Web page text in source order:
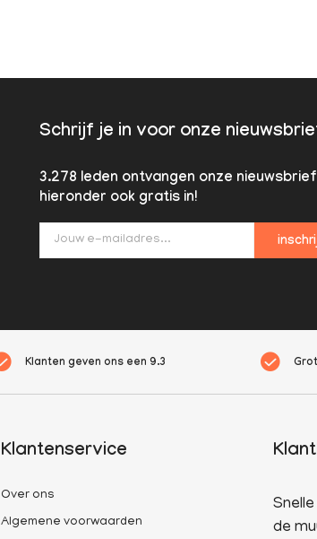
Schrijf je in voor onze
3.278 leden ontvangen onze
hieronder ook gratis in!
Klanten geven ons een9.3
Klantenservice
Over ons
Algemene voorwaarden
de